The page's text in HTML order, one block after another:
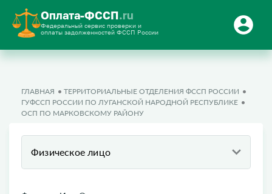
Оплата-ФССП.ru
Федеральный сервис проверки и
оплаты задолженностей ФССП России
ГЛАВНАЯ
ТЕРРИТОРИАЛЬНЫЕ ОТДЕЛЕНИЯ ФССП РОССИИ
ГУФССП РОССИИ ПО ЛУГАНСКОЙ НАРОДНОЙ РЕСПУБЛИКЕ
ОСП ПО МАРКОВСКОМУ РАЙОНУ
Физическое лицо